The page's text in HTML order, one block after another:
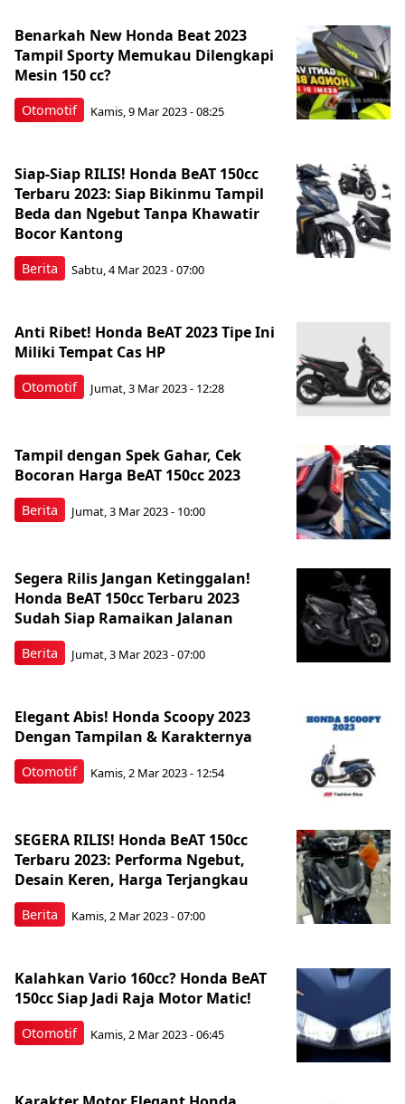
Otomotif
Benarkah New Honda Beat 2023
Tampil Sporty Memukau Dilengkapi
Mesin 150 cc?
Kamis, 9 Mar 2023 - 08:25
Berita
Siap-Siap RILIS! Honda BeAT 150cc
Terbaru 2023: Siap Bikinmu Tampil
Beda dan Ngebut Tanpa Khawatir
Bocor Kantong
Sabtu, 4 Mar 2023 - 07:00
Otomotif
Anti Ribet! Honda BeAT 2023 Tipe Ini
Miliki Tempat Cas HP
Jumat, 3 Mar 2023 - 12:28
Berita
Tampil dengan Spek Gahar, Cek
Bocoran Harga BeAT 150cc 2023
Jumat, 3 Mar 2023 - 10:00
Berita
Segera Rilis Jangan Ketinggalan!
Honda BeAT 150cc Terbaru 2023
Sudah Siap Ramaikan Jalanan
Jumat, 3 Mar 2023 - 07:00
Otomotif
Elegant Abis! Honda Scoopy 2023
Dengan Tampilan & Karakternya
Kamis, 2 Mar 2023 - 12:54
Berita
SEGERA RILIS! Honda BeAT 150cc
Terbaru 2023: Performa Ngebut,
Desain Keren, Harga Terjangkau
Kamis, 2 Mar 2023 - 07:00
Otomotif
Kalahkan Vario 160cc? Honda BeAT
150cc Siap Jadi Raja Motor Matic!
Kamis, 2 Mar 2023 - 06:45